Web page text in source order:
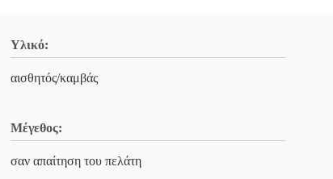
Υλικό:
αισθητός/καμβάς
Μέγεθος:
σαν απαίτηση του πελάτη